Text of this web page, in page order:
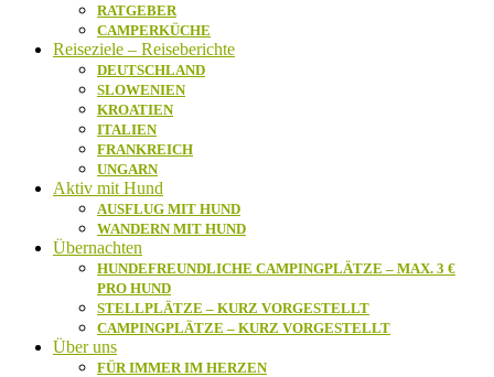
RATGEBER
CAMPERKÜCHE
Reiseziele – Reiseberichte
DEUTSCHLAND
SLOWENIEN
KROATIEN
ITALIEN
FRANKREICH
UNGARN
Aktiv mit Hund
AUSFLUG MIT HUND
WANDERN MIT HUND
Übernachten
HUNDEFREUNDLICHE CAMPINGPLÄTZE – MAX. 3 €
PRO HUND
STELLPLÄTZE – KURZ VORGESTELLT
CAMPINGPLÄTZE – KURZ VORGESTELLT
Über uns
FÜR IMMER IM HERZEN